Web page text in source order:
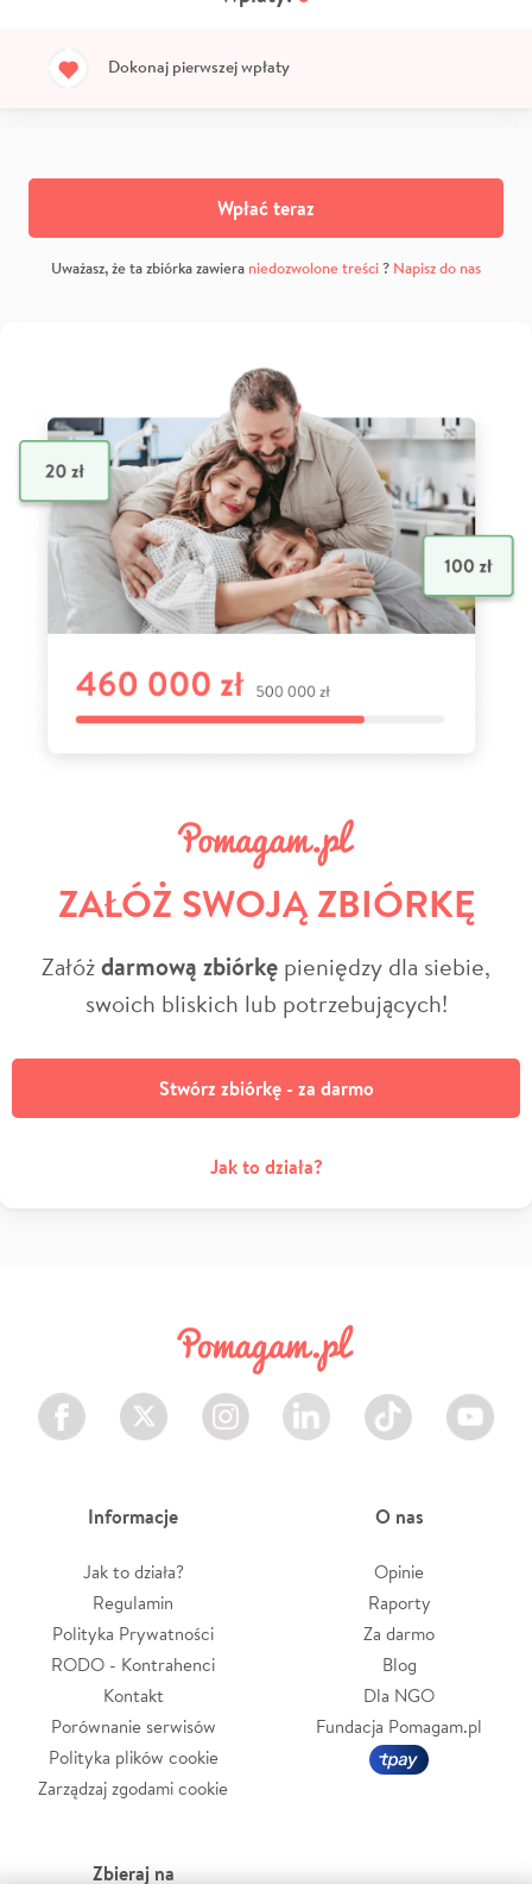
Dokonaj pierwszej wpłaty
Wpłać teraz
Uważasz, że ta zbiórka zawiera niedozwolone treści? Napisz do nas
ZAŁÓŻ SWOJĄ ZBIÓRKĘ
Załóżdarmową zbiórkę pieniędzy dla siebie,
swoich bliskich lub potrzebujących!
Stwórz zbiórkę - za darmo
Jak to działa?
Facebook Twitter Instagram LinkedIn TikTok Youtube
Informacje
Jak to działa?
Regulamin
Polityka Prywatności
RODO - Kontrahenci
Kontakt
Porównanie serwisów
Polityka plików cookie
Zarządzaj zgodami cookie
O nas
Opinie
Raporty
Za darmo
Blog
Dla NGO
Fundacja Pomagam.pl
Zbieraj na